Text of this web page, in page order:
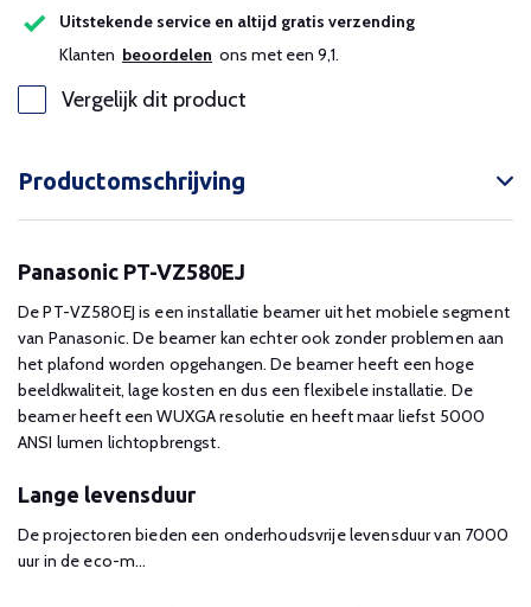
Uitstekende service en altijd gratis verzending
Klanten beoordelen ons met een 9,1.
Vergelijk dit product
Productomschrijving
Panasonic PT-VZ580EJ
De PT-VZ580EJ is een installatie beamer uit het mobiele segment
van Panasonic. De beamer kan echter ook zonder problemen aan
het plafond worden opgehangen. De beamer heeft een hoge
beeldkwaliteit, lage kosten en dus een flexibele installatie. De
beamer heeft een WUXGA resolutie en heeft maar liefst 5000
ANSI lumen lichtopbrengst.
Lange levensduur
De projectoren bieden een onderhoudsvrije levensduur van 7000
uur in de eco-m...